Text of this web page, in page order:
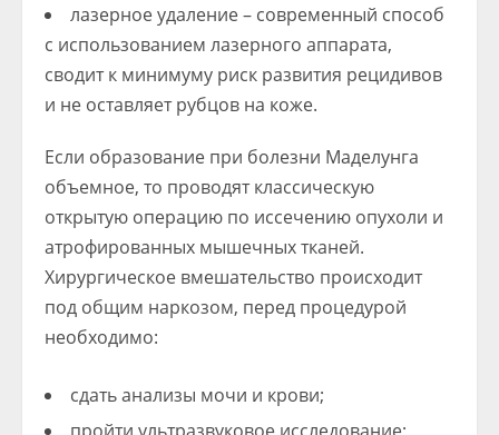
лазерное удаление – современный способ
с использованием лазерного аппарата,
сводит к минимуму риск развития рецидивов
и не оставляет рубцов на коже.
Если образование при болезни Маделунга
объемное, то проводят классическую
открытую операцию по иссечению опухоли и
атрофированных мышечных тканей.
Хирургическое вмешательство происходит
под общим наркозом, перед процедурой
необходимо:
сдать анализы мочи и крови;